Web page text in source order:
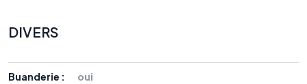
DIVERS
Buanderie : oui